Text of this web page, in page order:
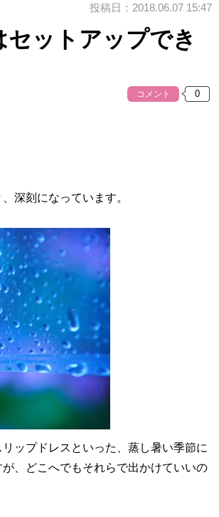
投稿日：2018.06.07 15:47
ットアップでき
コメント
深刻になっています。
ップドレスといった、蒸し暑い季節に
、どこへでもそれらで出かけていいの